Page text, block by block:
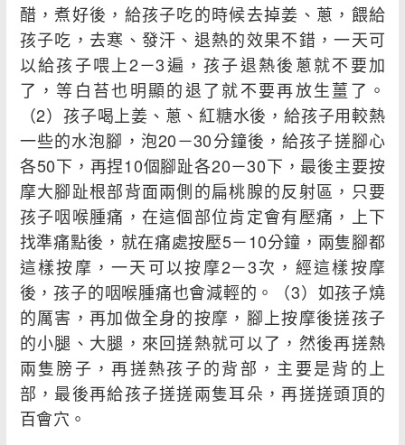
醋，煮好後，給孩子吃的時候去掉姜、蔥，餵給
孩子吃，去寒、發汗、退熱的效果不錯，一天可
以給孩子喂上2－3遍，孩子退熱後蔥就不要加
了，等白苔也明顯的退了就不要再放生薑了。
（2）孩子喝上姜、蔥、紅糖水後，給孩子用較熱
一些的水泡腳，泡20－30分鐘後，給孩子搓腳心
各50下，再捏10個腳趾各20－30下，最後主要按
摩大腳趾根部背面兩側的扁桃腺的反射區，只要
孩子咽喉腫痛，在這個部位肯定會有壓痛，上下
找準痛點後，就在痛處按壓5－10分鐘，兩隻腳都
這樣按摩，一天可以按摩2－3次，經這樣按摩
後，孩子的咽喉腫痛也會減輕的。（3）如孩子燒
的厲害，再加做全身的按摩，腳上按摩後搓孩子
的小腿、大腿，來回搓熱就可以了，然後再搓熱
兩隻膀子，再搓熱孩子的背部，主要是背的上
部，最後再給孩子搓搓兩隻耳朵，再搓搓頭頂的
百會穴。